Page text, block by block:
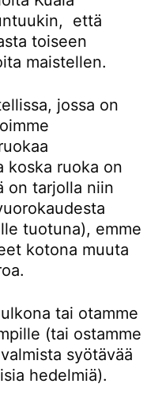
että
toiseen
maistellen.
jossa on
koska ruoka on
on tarjolla niin
tuotuna), emme
kotona muuta
tai otamme
(tai ostamme
syötävää
hedelmiä).